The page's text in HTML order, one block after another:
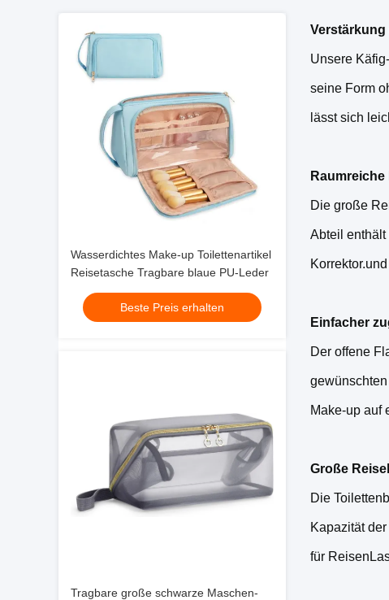
Wasserdichtes Make-up Toilettenartikel
Reisetasche Tragbare blaue PU-Leder
Beste Preis erhalten
Tragbare große schwarze Maschen-
Verstärkung
Unsere
seine Form
lässt sich
Die große
Abteil
Einfacher
Der offene
Make-up auf
Große
Die
Kapazität
für